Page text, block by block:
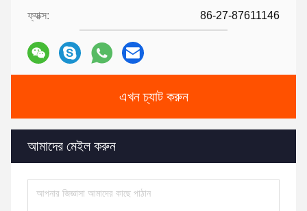
ফ্যাক্স: 86-27-87611146
এখন চ্যাট করুন
আমাদের মেইল করুন